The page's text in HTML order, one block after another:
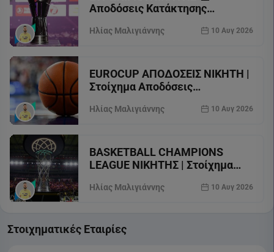
Αποδόσεις Κατάκτησης
Ηλίας Μαλιγιάννης 10 Αυγ 2026
EUROCUP ΑΠΟΔΟΣΕΙΣ ΝΙΚΗΤΗ |
Στοίχημα Αποδόσεις
Ηλίας Μαλιγιάννης 10 Αυγ 2026
BASKETBALL CHAMPIONS
LEAGUE ΝΙΚΗΤΗΣ | Στοίχημα
Ηλίας Μαλιγιάννης 10 Αυγ 2026
Στοιχηματικές Εταιρίες